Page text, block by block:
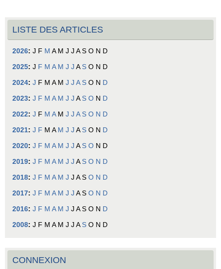
LISTE DES ARTICLES
2026: J F M A M J J A S O N D
2025: J F M A M J J A S O N D
2024: J F M A M J J A S O N D
2023: J F M A M J J A S O N D
2022: J F M A M J J A S O N D
2021: J F M A M J J A S O N D
2020: J F M A M J J A S O N D
2019: J F M A M J J A S O N D
2018: J F M A M J J A S O N D
2017: J F M A M J J A S O N D
2016: J F M A M J J A S O N D
2008: J F M A M J J A S O N D
CONNEXION